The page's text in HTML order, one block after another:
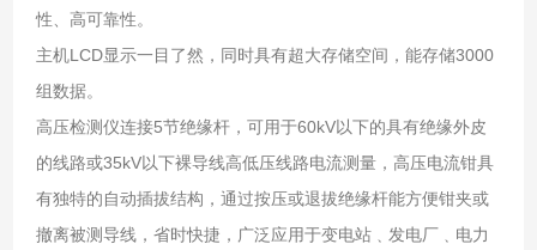
性、高可靠性。
主机LCD显示一目了然，同时具有超大存储空间，能存储3000
组数据。
高压检测仪连接5节绝缘杆，可用于60kV以下的具有绝缘外皮
的线路或35kV以下裸导线高低压线路电流测量，高压电流钳具
有独特的自动插拔结构，通过按压或退拔绝缘杆能方便钳夹或
撤离被测导线，省时快捷，广泛应用于变电站﹑发电厂﹑电力